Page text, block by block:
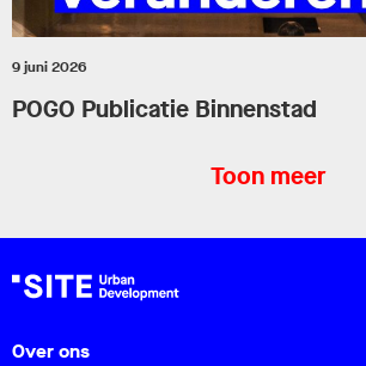
9 juni 2026
POGO Publicatie Binnenstad
Toon meer
Over ons